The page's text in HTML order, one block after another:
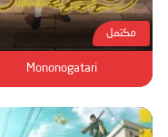
مكتمل
Mononogatari